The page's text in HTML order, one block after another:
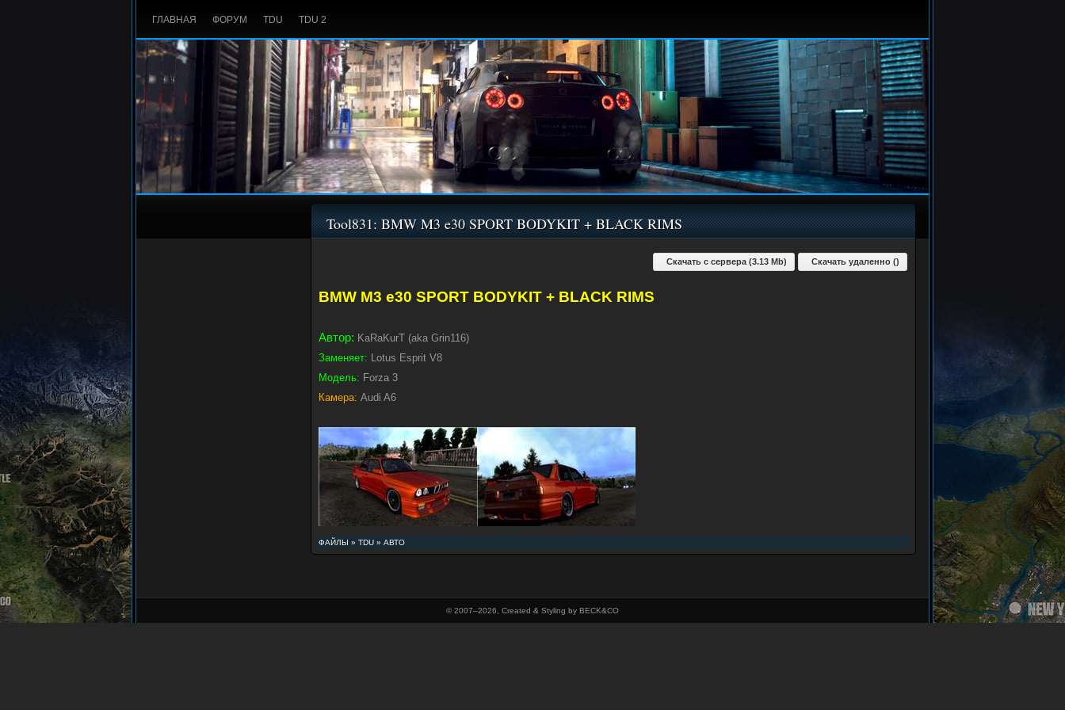
ГЛАВНАЯ ФОРУМ TDU TDU 2
Tool831: BMW M3 e30 SPORT BODYKIT + BLACK RIMS
Скачать с сервера (3.13 Mb) Скачать удаленно ()
BMW M3 e30 SPORT BODYKIT + BLACK RIMS
Автор: KaRaKurT (aka Grin116)
Заменяет: Lotus Esprit V8
Модель: Forza 3
Камера: Audi A6
ФАЙЛЫ » TDU » АВТО
© 2007–2026, Created & Styling by BECK&CO